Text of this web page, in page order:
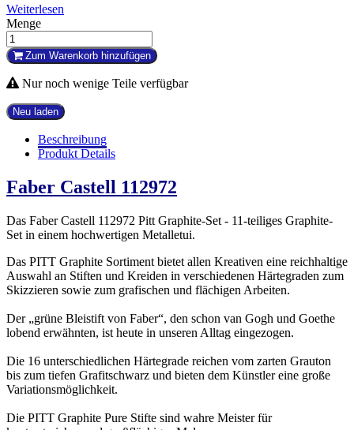
Weiterlesen
Menge
Zum Warenkorb hinzufügen
Nur noch wenige Teile verfügbar
Beschreibung
Produkt Details
Faber Castell 112972
Das Faber Castell 112972 Pitt Graphite-Set - 11-teiliges Graphite-
Set in einem hochwertigen Metalletui.
Das PITT Graphite Sortiment bietet allen Kreativen eine reichhaltige
Auswahl an Stiften und Kreiden in verschiedenen Härtegraden zum
Skizzieren sowie zum grafischen und flächigen Arbeiten.
Der „grüne Bleistift von Faber“, den schon van Gogh und Goethe
lobend erwähnten, ist heute in unseren Alltag eingezogen.
Die 16 unterschiedlichen Härtegrade reichen vom zarten Grauton
bis zum tiefen Grafitschwarz und bieten dem Künstler eine große
Variationsmöglichkeit.
Die PITT Graphite Pure Stifte sind wahre Meister für